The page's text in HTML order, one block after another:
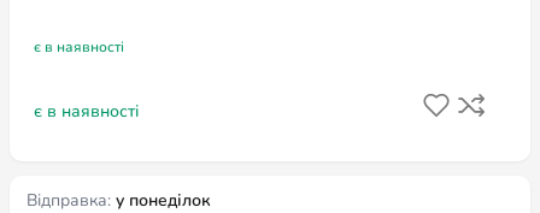
є в наявності
є в наявності
Відправка: у понеділок